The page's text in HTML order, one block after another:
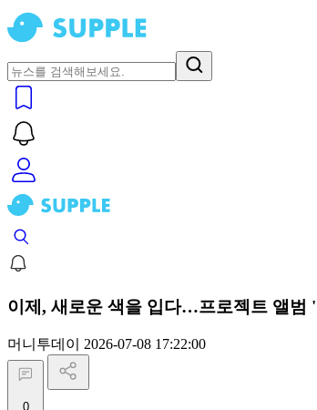
이제, 새로운 색을 입다…프로젝트 앨범
머니투데이 2026-07-08 17:22:00
0